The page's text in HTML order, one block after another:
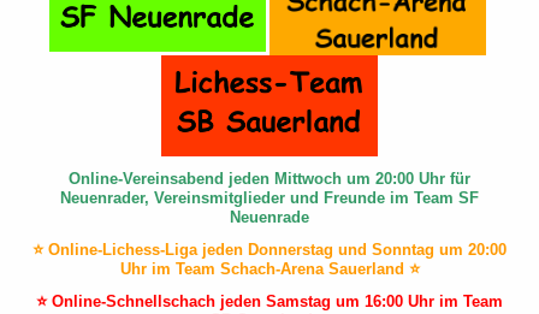
Online-Vereinsabend jeden Mittwoch um 20:00 Uhr für
Neuenrader, Vereinsmitglieder und Freunde im Team SF
Neuenrade
⭐ Online-Lichess-Liga jeden Donnerstag und Sonntag um 20:00
Uhr im Team Schach-Arena Sauerland ⭐
⭐ Online-Schnellschach jeden Samstag um 16:00 Uhr im Team